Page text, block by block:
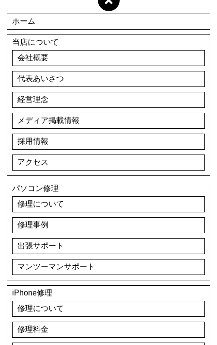
ホーム
当店について
会社概要
代表あいさつ
経営理念
メディア掲載情報
採用情報
アクセス
パソコン修理
修理について
修理事例
出張サポート
マンツーマンサポート
iPhone修理
修理について
修理料金